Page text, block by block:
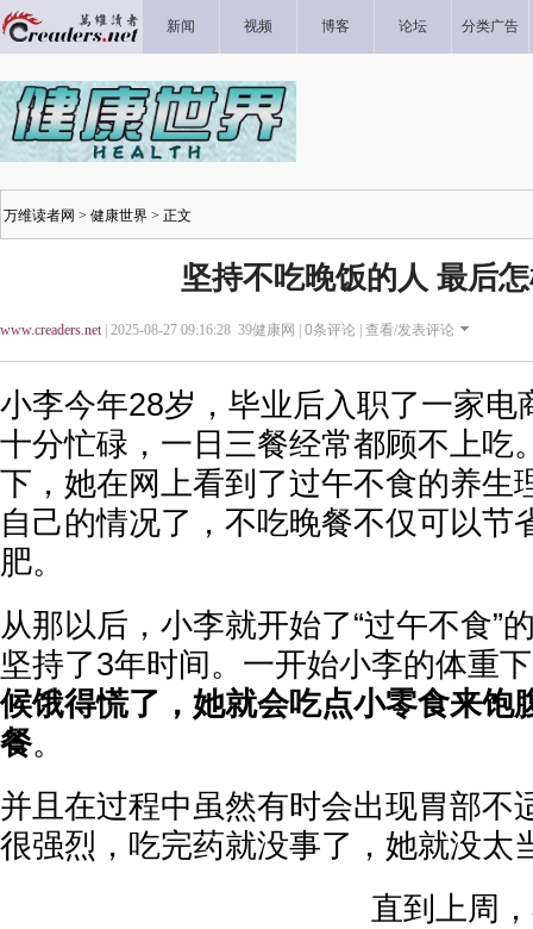
新闻 视频 博客 论坛 分类广告
万维读者网 > 健康世界 > 正文
坚持不吃晚饭的人 最后
www.creaders.net| 2025-08-27 09:16:28 39健康网 | 0条评论 | 查看/发表评论
小李今年28岁，毕业后入职了一家电
十分忙碌，一日三餐经常都顾不上吃
下，她在网上看到了过午不食的养生
自己的情况了，不吃晚餐不仅可以节
肥。
从那以后，小李就开始了“过午不食”
坚持了3年时间。一开始小李的体重
候饿得慌了，她就会吃点小零食来饱
餐。
并且在过程中虽然有时会出现胃部不
很强烈，吃完药就没事了，她就没太
直到上周